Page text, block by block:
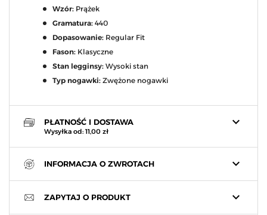
Wzór: Prążek
Gramatura: 440
Dopasowanie: Regular Fit
Fason: Klasyczne
Stan legginsy: Wysoki stan
Typ nogawki: Zwężone nogawki
keyboard_arrow_down
PŁATNOŚĆ I DOSTAWA
Wysyłka od: 11,00 zł
keyboard_arrow_down
INFORMACJA O ZWROTACH
keyboard_arrow_down
ZAPYTAJ O PRODUKT